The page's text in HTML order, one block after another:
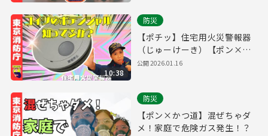
10:38
防災
【ポチッ】住宅用火災警報器
（じゅーけーき）【ポン×か
つ道】
公開2026.01.16
防災
【ポン×かつ道】混ぜちゃダ
メ！家庭で危険ガス発生！？